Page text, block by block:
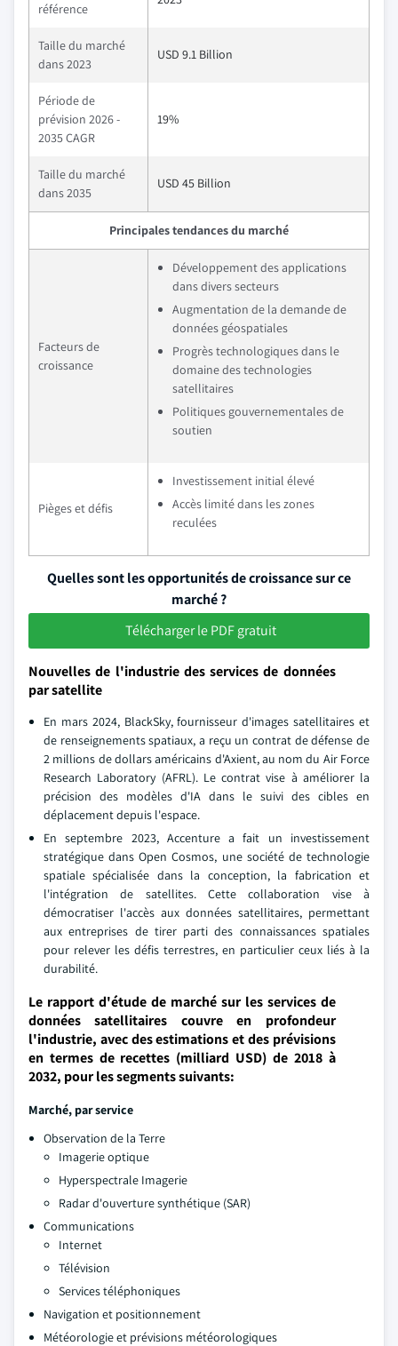
référence
Taille du marché
dans 2023
USD 9.1 Billion
Période de
prévision 2026 -
2035 CAGR
19%
Taille du marché
dans 2035
USD 45 Billion
Principales tendances du marché
Facteurs de
croissance
Développement des applications
dans divers secteurs
Augmentation de la demande de
données géospatiales
Progrès technologiques dans le
domaine des technologies
satellitaires
Politiques gouvernementales de
soutien
Pièges et défis
Investissement initial élevé
Accès limité dans les zones
reculées
Quelles sont les opportunités de croissance sur ce
marché ?
Télécharger le PDF gratuit
Nouvelles de l'industrie des services de données
par satellite
En mars 2024, BlackSky, fournisseur d'images satellitaires et
de renseignements spatiaux, a reçu un contrat de défense de
2 millions de dollars américains d'Axient, au nom du Air Force
Research Laboratory (AFRL). Le contrat vise à améliorer la
précision des modèles d'IA dans le suivi des cibles en
déplacement depuis l'espace.
En septembre 2023, Accenture a fait un investissement
stratégique dans Open Cosmos, une société de technologie
spatiale spécialisée dans la conception, la fabrication et
l'intégration de satellites. Cette collaboration vise à
démocratiser l'accès aux données satellitaires, permettant
aux entreprises de tirer parti des connaissances spatiales
pour relever les défis terrestres, en particulier ceux liés à la
durabilité.
Le rapport d'étude de marché sur les services de
données satellitaires couvre en profondeur
l'industrie, avec des estimations et des prévisions
en termes de recettes (milliard USD) de 2018 à
2032, pour les segments suivants:
Marché, par service
Observation de la Terre
Imagerie optique
Hyperspectrale Imagerie
Radar d'ouverture synthétique (SAR)
Communications
Internet
Télévision
Services téléphoniques
Navigation et positionnement
Météorologie et prévisions météorologiques